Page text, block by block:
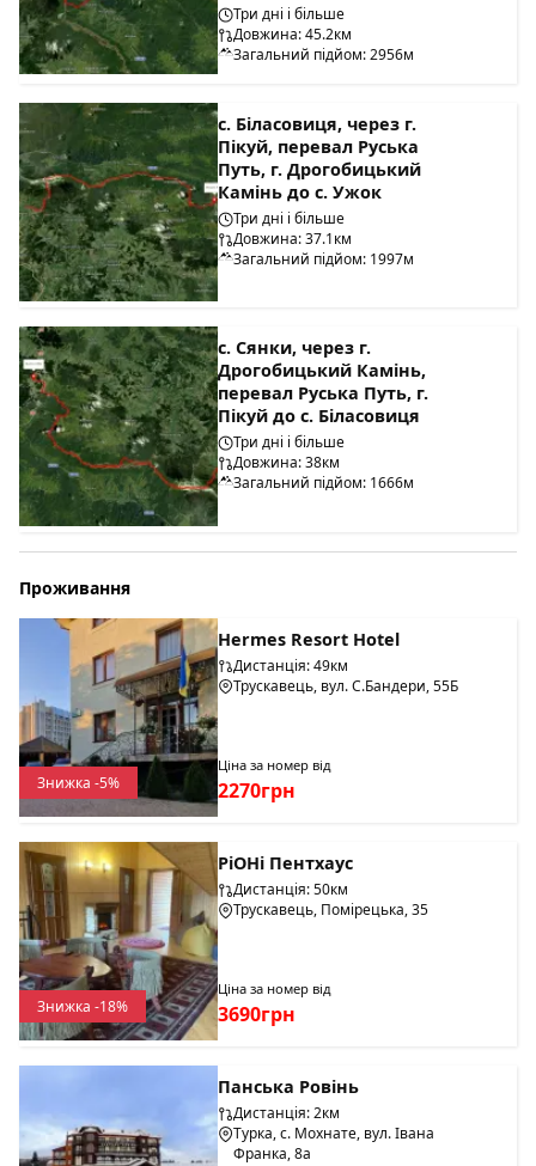
Три дні і більше
Довжина: 45.2км
Загальний підйом: 2956м
с. Біласовиця, через г.
Пікуй, перевал Руська
Путь, г. Дрогобицький
Камінь до с. Ужок
Три дні і більше
Довжина: 37.1км
Загальний підйом: 1997м
с. Сянки, через г.
Дрогобицький Камінь,
перевал Руська Путь, г.
Пікуй до с. Біласовиця
Три дні і більше
Довжина: 38км
Загальний підйом: 1666м
Проживання
Знижка -5%
Hermes Resort Hotel
Дистанція: 49км
Трускавець, вул. С.Бандери, 55Б
Ціна за номер від
2270грн
Знижка -18%
РіОНі Пентхаус
Дистанція: 50км
Трускавець, Помірецька, 35
Ціна за номер від
3690грн
Панська Ровінь
Дистанція: 2км
Турка, с. Мохнате, вул. Івана
Франка, 8а